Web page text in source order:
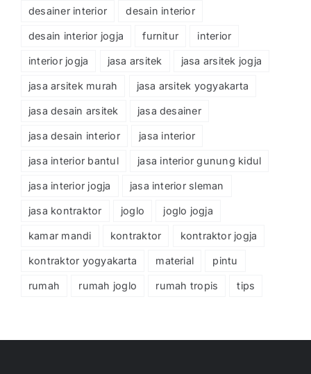
desainer interior desain interior
desain interior jogja furnitur interior
interior jogja jasa arsitek jasa arsitek jogja
jasa arsitek murah jasa arsitek yogyakarta
jasa desain arsitek jasa desainer
jasa desain interior jasa interior
jasa interior bantul jasa interior gunung kidul
jasa interior jogja jasa interior sleman
jasa kontraktor joglo joglo jogja
kamar mandi kontraktor kontraktor jogja
kontraktor yogyakarta material pintu
rumah rumah joglo rumah tropis tips